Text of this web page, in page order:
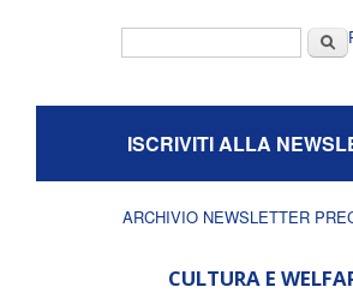
Cerca
ISCRIVITI ALLA
ARCHIVIO NEWSLETTER
CULTURA E